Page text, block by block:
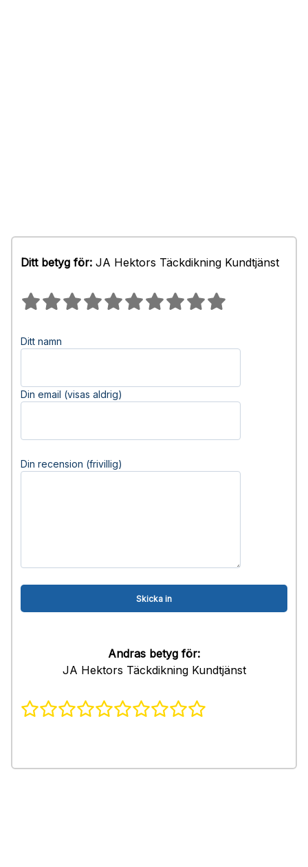
Ditt betyg för: JA Hektors Täckdikning Kundtjänst
Ditt namn
Din email (visas aldrig)
Din recension (frivillig)
Andras betyg för:
JA Hektors Täckdikning Kundtjänst